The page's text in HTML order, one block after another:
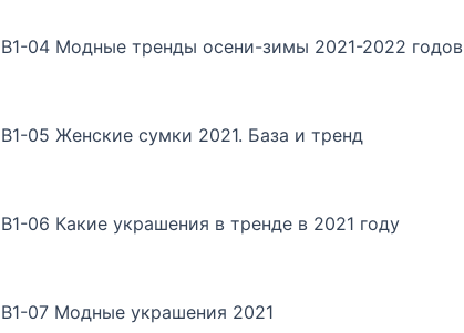
B1-04 Модные тренды осени-зимы 2021-2022 годов
B1-05 Женские сумки 2021. База и тренд
B1-06 Какие украшения в тренде в 2021 году
B1-07 Модные украшения 2021